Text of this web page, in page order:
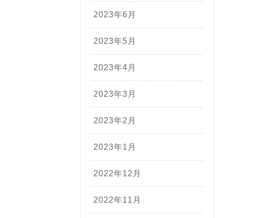
2023年6月
2023年5月
2023年4月
2023年3月
2023年2月
2023年1月
2022年12月
2022年11月